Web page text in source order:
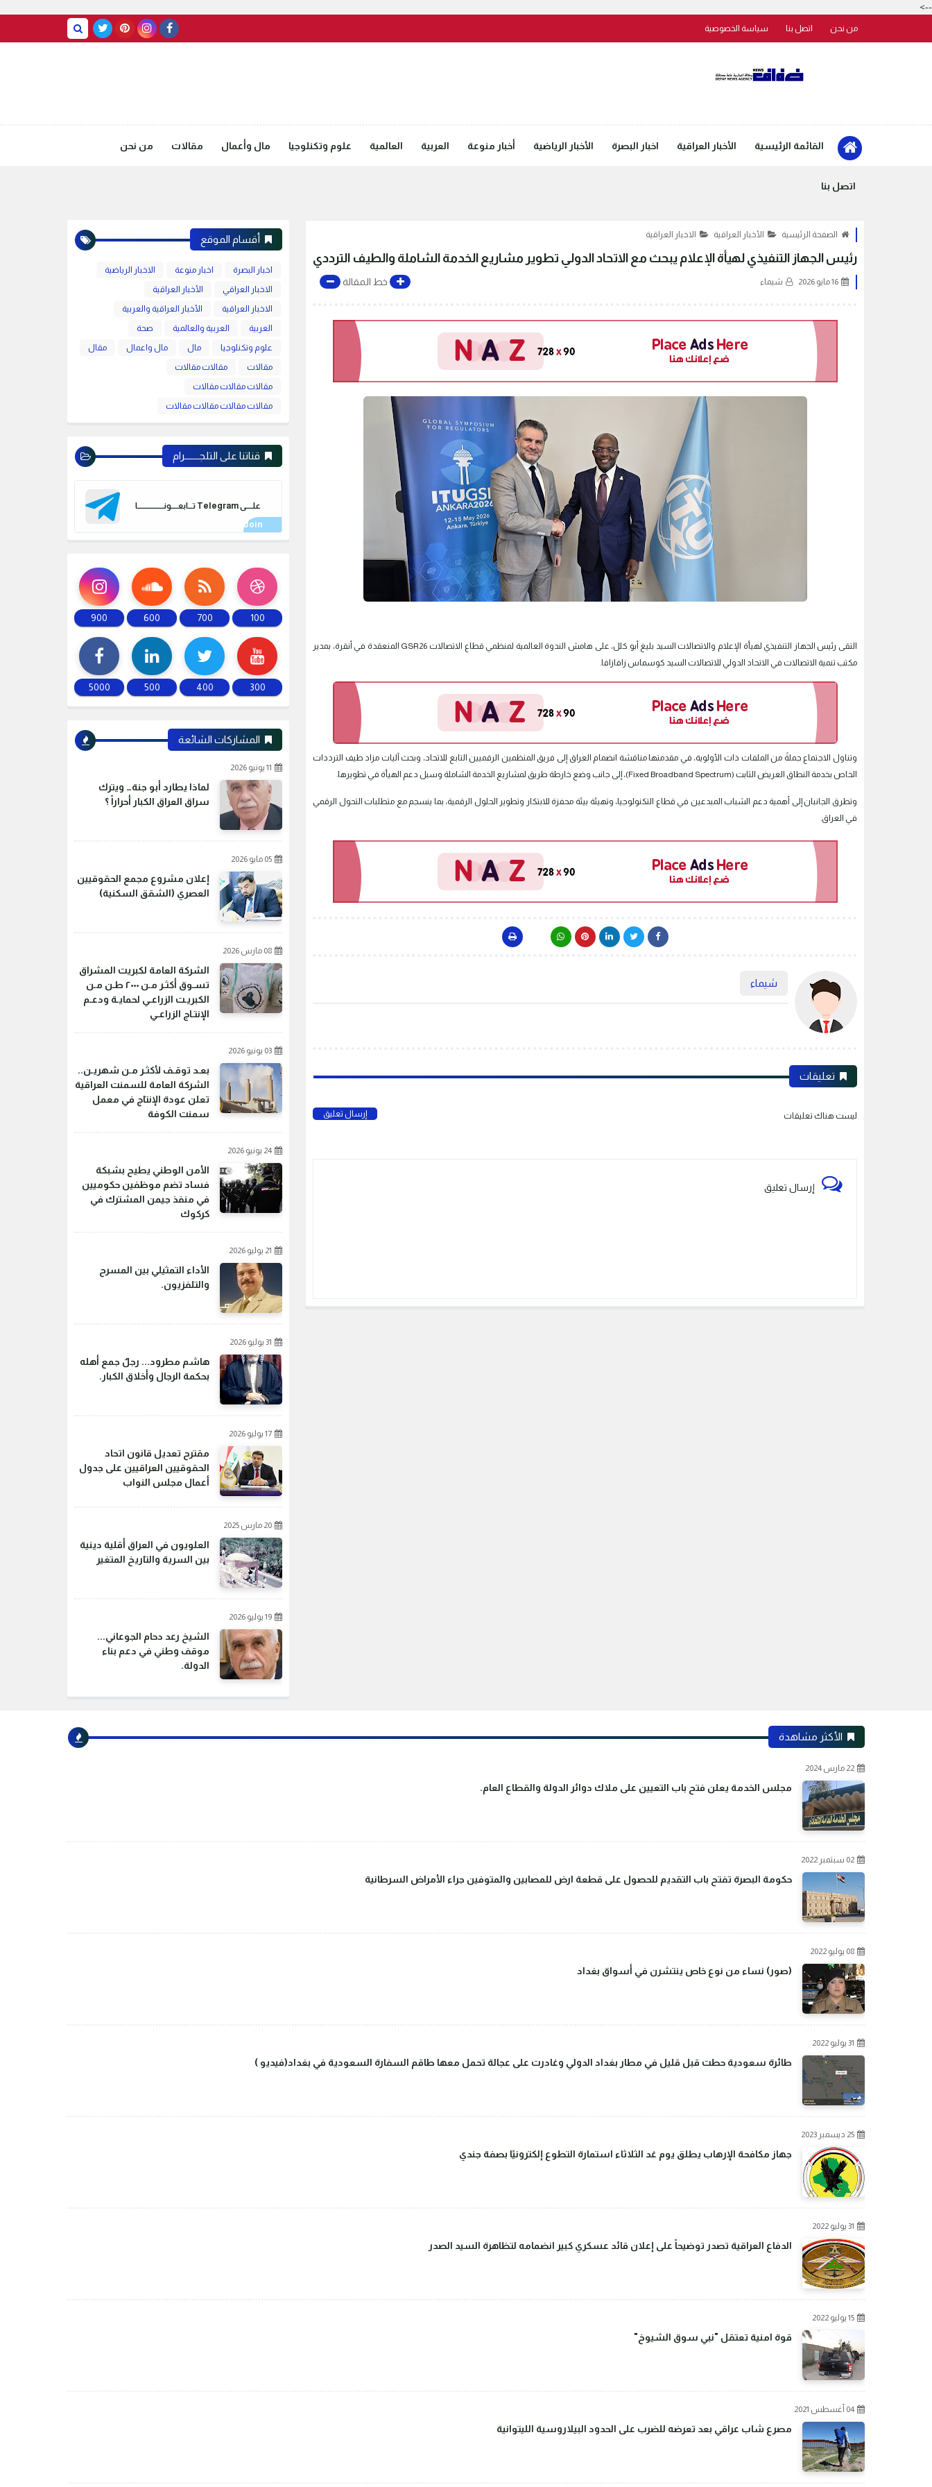
-->
من نحن اتصل بنا سياسة الخصوصية
القائمة الرئيسية الأخبار العراقية اخبار البصرة الأخبار الرياضية أخبار منوعة العربية العالمية علوم وتكنلوجيا مال وأعمال مقالات من نحن
اتصل بنا
الصفحة الرئيسية الأخبار العراقية الاخبار العراقية
‏رئيس الجهاز التنفيذي لهيأة الإعلام يبحث مع الاتحاد الدولي تطوير مشاريع الخدمة الشاملة والطيف الترددي
16 مايو 2026 شيماء خط المقالة
التقى رئيس الجهاز التنفيذي لهيأة الإعلام والاتصالات السيد بليغ أبو كلل، على هامش الندوة العالمية لمنظمي قطاع الاتصالات GSR26 المنعقدة في أنقرة، بمدير
مكتب تنمية الاتصالات في الاتحاد الدولي للاتصالات السيد كوسماس زافازافا.
‏وتناول الاجتماع جملةً من الملفات ذات الأولوية، في مقدمتها مناقشة انضمام العراق إلى فريق المنظمين الرقميين التابع للاتحاد، وبحث آليات مزاد طيف الترددات
الخاص بخدمة النطاق العريض الثابت (Fixed Broadband Spectrum)، إلى جانب وضع خارطة طريق لمشاريع الخدمة الشاملة وسبل دعم الهيأة في تطويرها.
‏وتطرق الجانبان إلى أهمية دعم الشباب المبدعين في قطاع التكنولوجيا، وتهيئة بيئة محفزة للابتكار وتطوير الحلول الرقمية، بما ينسجم مع متطلبات التحول الرقمي
في العراق.
شيماء
تعليقات
ليست هناك تعليقات إرسال تعليق
إرسال تعليق
أقسام الموقع
اخبار البصرة اخبار منوعة
الاخبار الرياضية
الاخبار العراقي
الأخبار العراقية
الاخبار العراقية
الأخبار العراقية والعربية
العربية
العربية والعالمية
صحة
علوم وتكنلوجيا
مال مال واعمال
مقال
مقالات
مقالات مقالات
مقالات مقالات مقالات
مقالات مقالات مقالات مقالات
قناتنا على التلجـــــــرام
علـــــى Telegram تـــابعـــــونـــــــــــــــــــا
100
700
600
900
300
400
500
5000
المشاركات الشائعة
11 يونيو 2026
لماذا يطارد أبو جنة… ويترك
سراق العراق الكبار أحراراً ؟
05 مايو 2026
إعلان مشروع مجمع الحقوقيين
العصري (الشقق السكنية)
08 مارس 2026
الشركة العامة لكبريت المشراق
تسـوق أكثـر مـن ٢٠٠٠ طـن مـن
الكبريـت الزراعـي لحمايـة ودعـم
الإنتـاج الزراعـي
03 يونيو 2026
بعـد توقـف لأكثـر مـن شهريـن..
الشركة العامة للسمنت العراقية
تعلن عودة الإنتاج في معمل
سمنت الكوفة
24 يونيو 2026
الأمن الوطني يطيح بشبكة
فساد تضم موظفين حكوميين
في منفذ جيمن المشترك في
كركوك
21 يوليو 2026
الأداء التمثيلي بين المسرح
والتلفزيون.
31 يوليو 2026
هاشم مطرود... رجلٌ جمع أهله
بحكمة الرجال وأخلاق الكبار.
17 يوليو 2026
مقترح تعديل قانون اتحاد
الحقوقيين العراقيين على جدول
أعمال مجلس النواب
20 مارس 2025
العلويون في العراق أقلية دينية
بين السرية والتاريخ المتغير
19 يوليو 2026
الشيخ رعد دحام الجوعاني...
موقف وطني في دعم بناء
الدولة.
الأكثر مشاهدة
22 مارس 2024
مجلس الخدمة يعلن فتح باب التعيين على ملاك دوائر الدولة والقطاع العام.
02 سبتمبر 2022
حكومة البصرة تفتح باب التقديم للحصول على قطعة ارض للمصابين والمتوفين جراء الأمراض السرطانية
08 يوليو 2022
(صور) نساء من نوع خاص ينتشرن في أسواق بغداد
31 يوليو 2022
طائرة سعودية حطت قبل قليل في مطار بغداد الدولي وغادرت على عجالة تحمل معها طاقم السفارة السعودية في بغداد(فيديو )
25 ديسمبر 2023
جهاز مكافحة الإرهاب يطلق يوم غد الثلاثاء استمارة التطوع إلكترونيًا بصفة جندي
31 يوليو 2022
الدفاع العراقية تصدر توضيحاً على إعلان قائد عسكري كبير انضمامه لتظاهرة السيد الصدر
15 يوليو 2022
قوة امنية تعتقل "نبي سوق الشيوخ"
04 أغسطس 2021
مصرع شاب عراقي بعد تعرضه للضرب على الحدود البيلاروسية الليتوانية